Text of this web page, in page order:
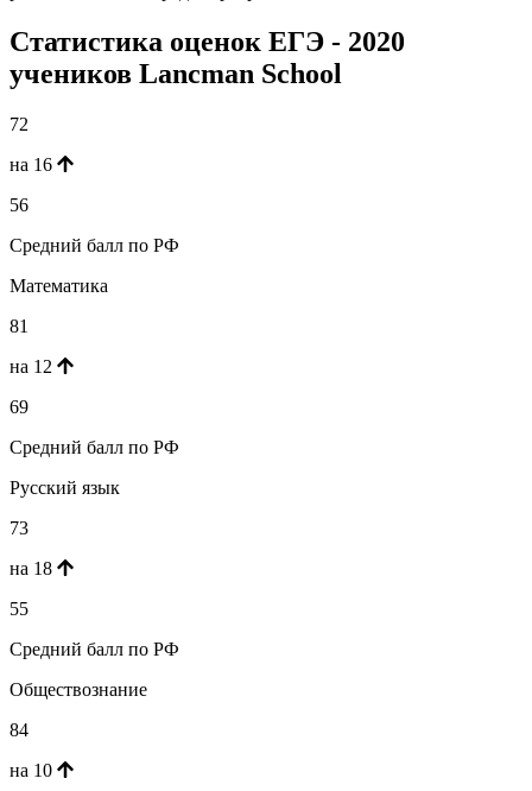
Статистика оценок ЕГЭ - 2020
учеников Lancman School
72
на 16
56
Средний балл по РФ
Математика
81
на 12
69
Средний балл по РФ
Русский язык
73
на 18
55
Средний балл по РФ
Обществознание
84
на 10